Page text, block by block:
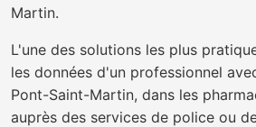
Martin.
L'une des solutions les plus
les données d'un professionnel
Pont-Saint-Martin, dans les
auprès des services de police ou